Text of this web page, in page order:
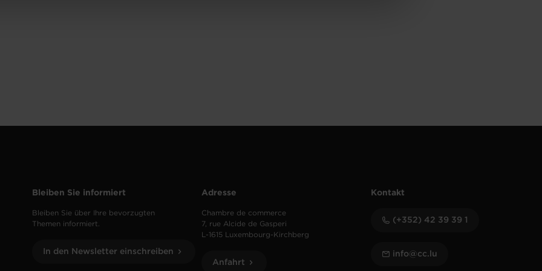
Bleiben Sie informiert
Bleiben Sie über Ihre bevorzugten
Themen informiert.
In den Newsletter einschreiben
Adresse
Chambre de commerce
7, rue Alcide de Gasperi
L-1615 Luxembourg-Kirchberg
Anfahrt
Kontakt
(+352) 42 39 39 1
info@cc.lu